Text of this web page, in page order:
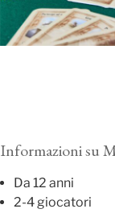
Informazioni su
Da 12 anni
2-4 giocatori